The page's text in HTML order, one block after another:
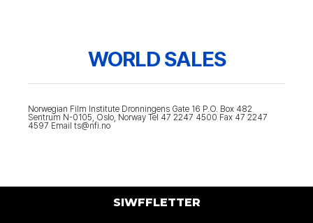
WORLD SALES
Norwegian Film Institute Dronningens Gate 16 P.O. Box 482
Sentrum N-0105, Oslo, Norway Tel 47 2247 4500 Fax 47 2247
4597 Email ts@nfi.no
SIWFFLETTER